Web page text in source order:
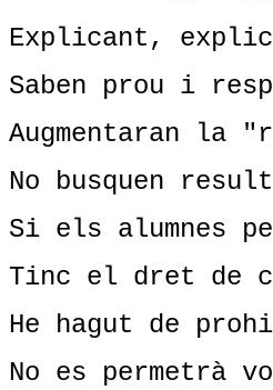
Explicant,
Saben prou i
Augmentaran la
No busquen
Si els alumnes
Tinc el dret de
He hagut de
No es permetrà